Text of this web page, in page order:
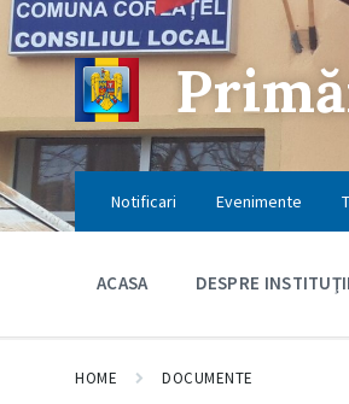
Skip
to
content
Skip
to
main
navigation
Skip
to
footer
Notificari Evenimente
ACASA DESPRE
HOME DOCUMENTE